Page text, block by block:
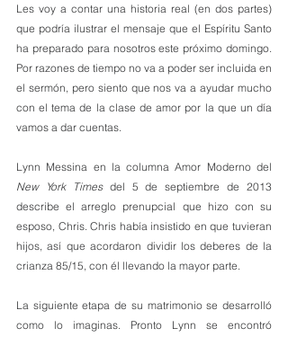
Les voy a contar una historia real (en dos partes)
que podría ilustrar el mensaje que el Espíritu Santo
ha preparado para nosotros este próximo domingo.
Por razones de tiempo no va a poder ser incluida en
el sermón, pero siento que nos va a ayudar mucho
con el tema de la clase de amor por la que un día
vamos a dar cuentas.
New York Times del 5 de septiembre de 2013
describe el arreglo prenupcial que hizo con su
esposo, Chris. Chris había insistido en que tuvieran
hijos, así que acordaron dividir los deberes de la
crianza 85/15, con él llevando la mayor parte.
La siguiente etapa de su matrimonio se desarrolló
como lo imaginas. Pronto Lynn se encontró